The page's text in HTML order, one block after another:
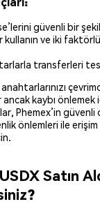
güvenli bir
ve iki
transferleri
kaybı önlemek
Phemex’in
önlemleri ile erişim
Satın